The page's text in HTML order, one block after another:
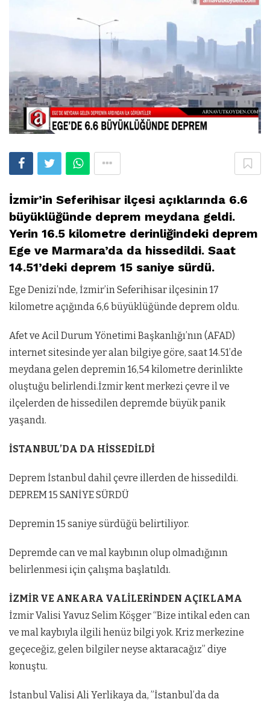
İzmir’in Seferihisar ilçesi açıklarında 6.6
büyüklüğünde deprem meydana geldi.
Yerin 16.5 kilometre derinliğindeki deprem
Ege ve Marmara’da da hissedildi. Saat
14.51’deki deprem 15 saniye sürdü.
Ege Denizi’nde, İzmir’in Seferihisar ilçesinin 17
kilometre açığında 6,6 büyüklüğünde deprem oldu.
Afet ve Acil Durum Yönetimi Başkanlığı’nın (AFAD)
internet sitesinde yer alan bilgiye göre, saat 14.51’de
meydana gelen depremin 16,54 kilometre derinlikte
oluştuğu belirlendi.İzmir kent merkezi çevre il ve
ilçelerden de hissedilen depremde büyük panik
yaşandı.
İSTANBUL’DA DA HİSSEDİLDİ
Deprem İstanbul dahil çevre illerden de hissedildi.
DEPREM 15 SANİYE SÜRDÜ
Depremin 15 saniye sürdüğü belirtiliyor.
Depremde can ve mal kaybının olup olmadığının
belirlenmesi için çalışma başlatıldı.
İZMİR VE ANKARA VALİLERİNDEN AÇIKLAMA
İzmir Valisi Yavuz Selim Köşger “Bize intikal eden can
ve mal kaybıyla ilgili henüz bilgi yok. Kriz merkezine
geçeceğiz, gelen bilgiler neyse aktaracağız” diye
konuştu.
İstanbul Valisi Ali Yerlikaya da, ”İstanbul’da da